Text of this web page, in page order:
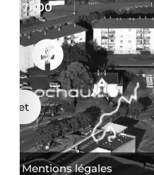
à 17h00
trajet
Mentions légales